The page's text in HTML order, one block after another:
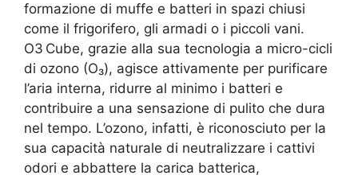
formazione di muffe e batteri in spazi chiusi
come il frigorifero, gli armadi o i piccoli vani.
O3 Cube, grazie alla sua tecnologia a micro-cicli
di ozono (O₃), agisce attivamente per purificare
l’aria interna, ridurre al minimo i batteri e
contribuire a una sensazione di pulito che dura
nel tempo. L’ozono, infatti, è riconosciuto per la
sua capacità naturale di neutralizzare i cattivi
odori e abbattere la carica batterica,